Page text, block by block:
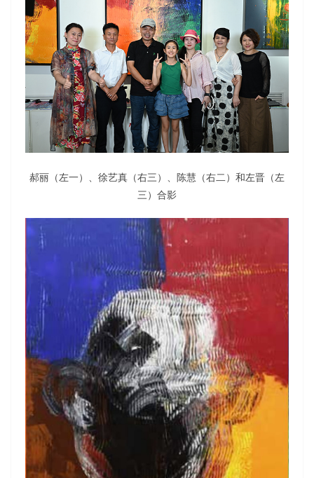
郝丽（左一）、徐艺真（右三）、陈慧（右二）和左晋（左
三）合影